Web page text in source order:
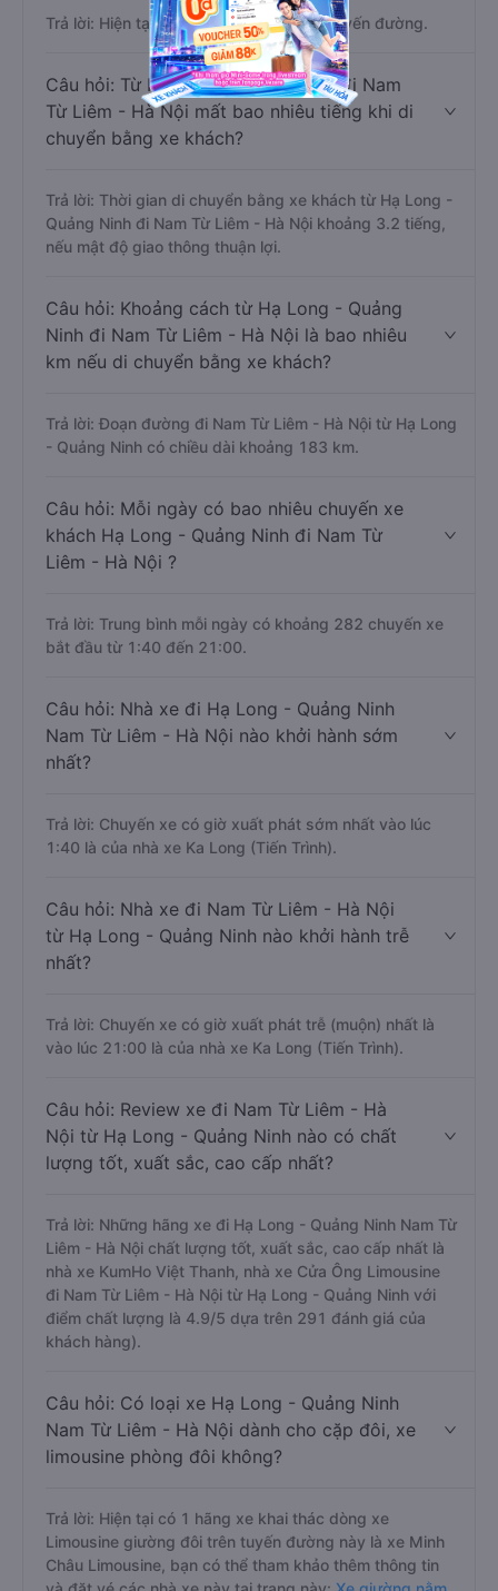
Trả lời: Hiện tại có 21 nhà xe khai thác tuyến đường.
Câu hỏi: Từ Hạ Long - Quảng Ninh đi Nam
Từ Liêm - Hà Nội mất bao nhiêu tiếng khi di
chuyển bằng xe khách?
Trả lời: Thời gian di chuyển bằng xe khách từ Hạ Long -
Quảng Ninh đi Nam Từ Liêm - Hà Nội khoảng 3.2 tiếng,
nếu mật độ giao thông thuận lợi.
Câu hỏi: Khoảng cách từ Hạ Long - Quảng
Ninh đi Nam Từ Liêm - Hà Nội là bao nhiêu
km nếu di chuyển bằng xe khách?
Trả lời: Đoạn đường đi Nam Từ Liêm - Hà Nội từ Hạ Long
- Quảng Ninh có chiều dài khoảng 183 km.
Câu hỏi: Mỗi ngày có bao nhiêu chuyến xe
khách Hạ Long - Quảng Ninh đi Nam Từ
Liêm - Hà Nội ?
Trả lời: Trung bình mỗi ngày có khoảng 282 chuyến xe
bắt đầu từ 1:40 đến 21:00.
Câu hỏi: Nhà xe đi Hạ Long - Quảng Ninh
Nam Từ Liêm - Hà Nội nào khởi hành sớm
nhất?
Trả lời: Chuyến xe có giờ xuất phát sớm nhất vào lúc
1:40 là của nhà xe Ka Long (Tiến Trình).
Câu hỏi: Nhà xe đi Nam Từ Liêm - Hà Nội
từ Hạ Long - Quảng Ninh nào khởi hành trễ
nhất?
Trả lời: Chuyến xe có giờ xuất phát trễ (muộn) nhất là
vào lúc 21:00 là của nhà xe Ka Long (Tiến Trình).
Câu hỏi: Review xe đi Nam Từ Liêm - Hà
Nội từ Hạ Long - Quảng Ninh nào có chất
lượng tốt, xuất sắc, cao cấp nhất?
Trả lời: Những hãng xe đi Hạ Long - Quảng Ninh Nam Từ
Liêm - Hà Nội chất lượng tốt, xuất sắc, cao cấp nhất là
nhà xe KumHo Việt Thanh, nhà xe Cửa Ông Limousine
đi Nam Từ Liêm - Hà Nội từ Hạ Long - Quảng Ninh với
điểm chất lượng là 4.9/5 dựa trên 291 đánh giá của
khách hàng).
Câu hỏi: Có loại xe Hạ Long - Quảng Ninh
Nam Từ Liêm - Hà Nội dành cho cặp đôi, xe
limousine phòng đôi không?
Trả lời: Hiện tại có 1 hãng xe khai thác dòng xe
Limousine giường đôi trên tuyến đường này là xe Minh
Châu Limousine, bạn có thể tham khảo thêm thông tin